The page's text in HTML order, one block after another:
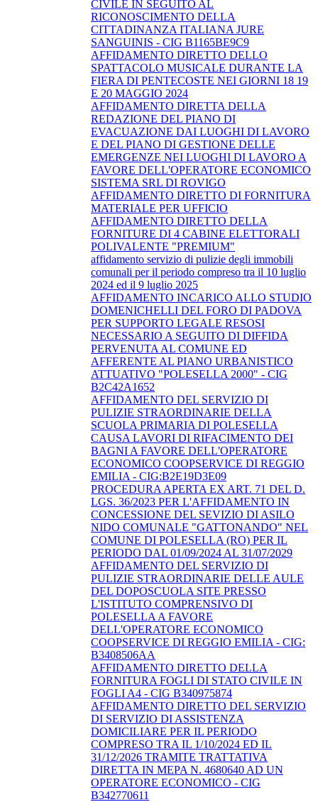
CIVILE IN SEGUITO AL
RICONOSCIMENTO DELLA
CITTADINANZA ITALIANA JURE
SANGUINIS - CIG B1165BE9C9
AFFIDAMENTO DIRETTO DELLO
SPATTACOLO MUSICALE DURANTE LA
FIERA DI PENTECOSTE NEI GIORNI 18 19
E 20 MAGGIO 2024
AFFIDAMENTO DIRETTA DELLA
REDAZIONE DEL PIANO DI
EVACUAZIONE DAI LUOGHI DI LAVORO
E DEL PIANO DI GESTIONE DELLE
EMERGENZE NEI LUOGHI DI LAVORO A
FAVORE DELL'OPERATORE ECONOMICO
SISTEMA SRL DI ROVIGO
AFFIDAMENTO DIRETTO DI FORNITURA
MATERIALE PER UFFICIO
AFFIDAMENTO DIRETTO DELLA
FORNITURE DI 4 CABINE ELETTORALI
POLIVALENTE "PREMIUM"
affidamento servizio di pulizie degli immobili
comunali per il periodo compreso tra il 10 luglio
2024 ed il 9 luglio 2025
AFFIDAMENTO INCARICO ALLO STUDIO
DOMENICHELLI DEL FORO DI PADOVA
PER SUPPORTO LEGALE RESOSI
NECESSARIO A SEGUITO DI DIFFIDA
PERVENUTA AL COMUNE ED
AFFERENTE AL PIANO URBANISTICO
ATTUATIVO "POLESELLA 2000" - CIG
B2C42A1652
AFFIDAMENTO DEL SERVIZIO DI
PULIZIE STRAORDINARIE DELLA
SCUOLA PRIMARIA DI POLESELLA
CAUSA LAVORI DI RIFACIMENTO DEI
BAGNI A FAVORE DELL'OPERATORE
ECONOMICO COOPSERVICE DI REGGIO
EMILIA - CIG:B2E19D3E09
PROCEDURA APERTA EX ART. 71 DEL D.
LGS. 36/2023 PER L'AFFIDAMENTO IN
CONCESSIONE DEL SEVIZIO DI ASILO
NIDO COMUNALE "GATTONANDO" NEL
COMUNE DI POLESELLA (RO) PER IL
PERIODO DAL 01/09/2024 AL 31/07/2029
AFFIDAMENTO DEL SERVIZIO DI
PULIZIE STRAORDINARIE DELLE AULE
DEL DOPOSCUOLA SITE PRESSO
L'ISTITUTO COMPRENSIVO DI
POLESELLA A FAVORE
DELL'OPERATORE ECONOMICO
COOPSERVICE DI REGGIO EMILIA - CIG:
B3408506AA
AFFIDAMENTO DIRETTO DELLA
FORNITURA FOGLI DI STATO CIVILE IN
FOGLI A4 - CIG B340975874
AFFIDAMENTO DIRETTO DEL SERVIZIO
DI SERVIZIO DI ASSISTENZA
DOMICILIARE PER IL PERIODO
COMPRESO TRA IL 1/10/2024 ED IL
31/12/2026 TRAMITE TRATTATIVA
DIRETTA IN MEPA N. 4680640 AD UN
OPERATORE ECONOMICO - CIG
B342770611